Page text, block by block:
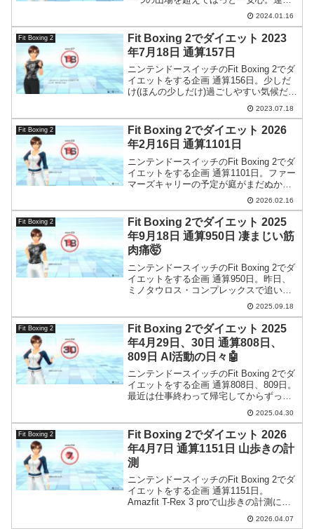
の方はなかなか時間が取れず、ダイエッ
トが停滞してしまっています。
2024.01.16
Fit Boxing 2
Fit Boxing 2でダイエット 2023
年7月18日 通算157日
ニンテンドースイッチのFit Boxing 2でダ
イエットをする企画 通算156日。少しだ
け(ほんの少しだけ)過ごしやすい気候だっ
たのでウォーキングしてみました。2023.07.18
Fit Boxing 2
Fit Boxing 2でダイエット 2026
年2月16日 通算1101日
ニンテンドースイッチのFit Boxing 2でダ
イエットをする企画 通算1101日。ファー
マーズキャリーの予定が庭がまだぬかる
んでいて出来ず。庭に砂利でも入れたほ
2026.02.16
Fit Boxing 2
Fit Boxing 2でダイエット 2025
年9月18日 通算950日 凄まじい筋
肉痛🤯
ニンテンドースイッチのFit Boxing 2でダ
イエットをする企画 通算950日。昨日、
ミノタウロス・コンプレックスで追い込
んだ事で、凄まじい筋肉痛です。2025.09.18
Fit Boxing 2
Fit Boxing 2でダイエット 2025
年4月29日、30日 通算808日、
809日 AI活動の日々🤖
ニンテンドースイッチのFit Boxing 2でダ
イエットをする企画 通算808日、809日。
最近は仕事終わって帰宅してからずっと
AI活動を行っています。毎日AIのことば
かり考えてます。嘘です。晩御飯の事も
考えています。
2025.04.30
Fit Boxing 2
Fit Boxing 2でダイエット 2026
年4月7日 通算1151日 山歩きの計
測
ニンテンドースイッチのFit Boxing 2でダ
イエットをする企画 通算1151日。
Amazfit T-Rex 3 proで山歩きの計測に再
チャレンジしてきました。結果はしっか
り測れたので、やはりバンドの巻き付け
2026.04.07